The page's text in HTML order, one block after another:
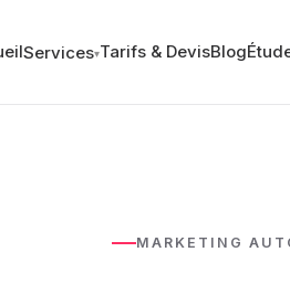
Services▾Tarifs & DevisBlog
MARKETING